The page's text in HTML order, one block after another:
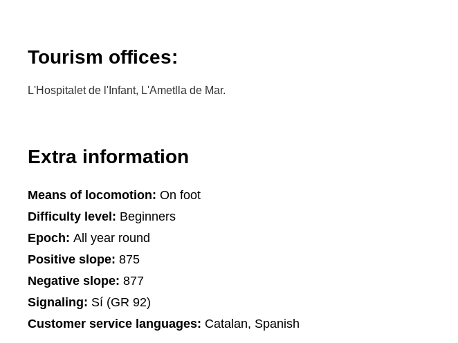
Tourism offices:
L'Hospitalet de l'Infant, L'Ametlla de Mar.
Extra information
Means of locomotion: On foot
Difficulty level: Beginners
Epoch: All year round
Positive slope: 875
Negative slope: 877
Signaling: Sí (GR 92)
Customer service languages: Catalan, Spanish